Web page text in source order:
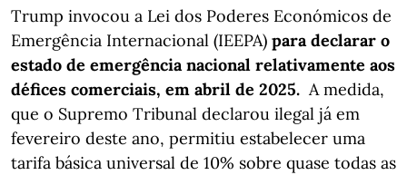
Trump invocou a Lei dos Poderes Económicos de
Emergência Internacional (IEEPA) para declarar o
estado de emergência nacional relativamente aos
défices comerciais, em abril de 2025. A medida,
que o Supremo Tribunal declarou ilegal já em
fevereiro deste ano, permitiu estabelecer uma
tarifa básica universal de 10% sobre quase todas as